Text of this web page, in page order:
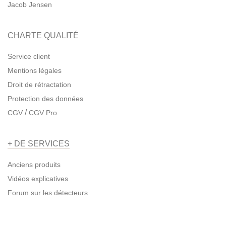
Jacob Jensen
CHARTE QUALITÉ
Service client
Mentions légales
Droit de rétractation
Protection des données
CGV /CGV Pro
+ DE SERVICES
Anciens produits
Vidéos explicatives
Forum sur les détecteurs